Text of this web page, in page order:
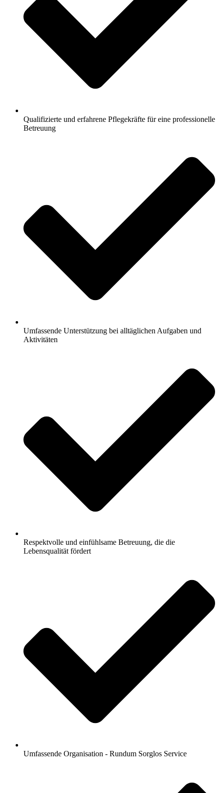
Qualifizierte und erfahrene Pflegekräfte für eine professionelle
Betreuung
Umfassende Unterstützung bei alltäglichen Aufgaben und
Aktivitäten
Respektvolle und einfühlsame Betreuung, die die
Lebensqualität fördert
Umfassende Organisation - Rundum Sorglos Service